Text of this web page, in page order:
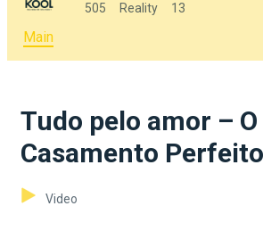
505 Reality 13
Main
Tudo pelo amor –
Casamento Perfeito
Video